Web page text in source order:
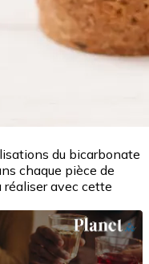
du bicarbonate
chaque pièce de
avec cette